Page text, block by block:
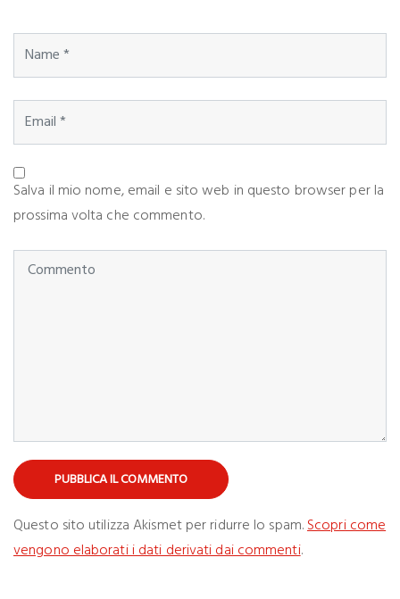
Salva il mio nome, email e sito web in questo browser per la
prossima volta che commento.
Questo sito utilizza Akismet per ridurre lo spam.Scopri come
vengono elaborati i dati derivati dai commenti.